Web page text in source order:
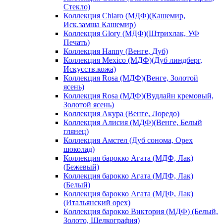
Стекло)
Коллекция Chiaro (МДФ)(Кашемир,
Иск.замша Кашемир)
Коллекция Glory (МДФ)(Штрихлак, УФ
Печать)
Коллекция Hanny (Венге, Дуб)
Коллекция Mexico (МДФ)(Дуб линдберг,
Искусств.кожа)
Коллекция Rosa (МДФ)(Венге, Золотой
ясень)
Коллекция Rosa (МДФ)(Вудлайн кремовый,
Золотой ясень)
Коллекция Акура (Венге, Лоредо)
Коллекция Алисия (МДФ)(Венге, Белый
глянец)
Коллекция Амстел (Дуб сонома, Орех
шоколад)
Коллекция барокко Агата (МДФ, Лак)
(Бежевый)
Коллекция барокко Агата (МДФ, Лак)
(Белый)
Коллекция барокко Агата (МДФ, Лак)
(Итальянский орех)
Коллекция барокко Виктория (МДФ) (Белый,
Золото, Шелкография)